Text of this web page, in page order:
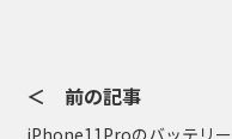
＜ 前の記事
iPhone11Proのバッテリー